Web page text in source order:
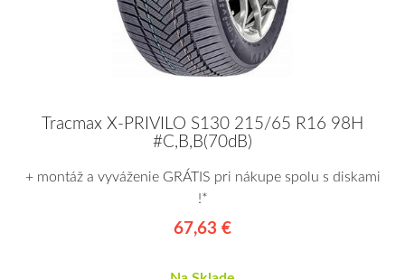
Tracmax X-PRIVILO S130 215/65 R16 98H
#C,B,B(70dB)
+ montáž a vyváženie GRÁTIS pri nákupe spolu s diskami
!*
67,63 €